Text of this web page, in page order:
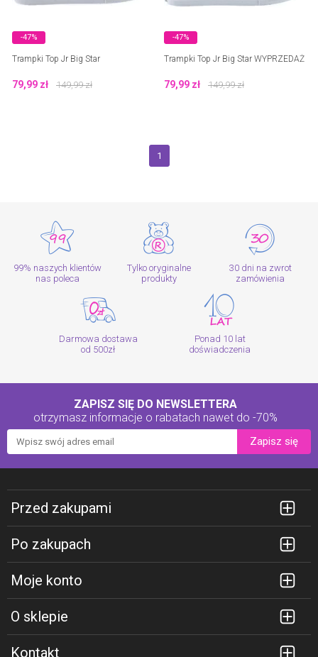
-47%
Trampki Top Jr Big Star
79,99 zł 149,99zł
-47%
Trampki Top Jr Big Star WYPRZEDAŻ
79,99 zł 149,99zł
1
99% naszych klientów
nas poleca
Tylko oryginalne
produkty
30 dni na zwrot
zamówienia
Darmowa dostawa
od 500zł
Ponad 10 lat
doświadczenia
ZAPISZ SIĘ DO NEWSLETTERA
otrzymasz informacje o rabatach nawet do -70%
Zapisz się
Przed zakupami
Po zakupach
Moje konto
O sklepie
Kontakt